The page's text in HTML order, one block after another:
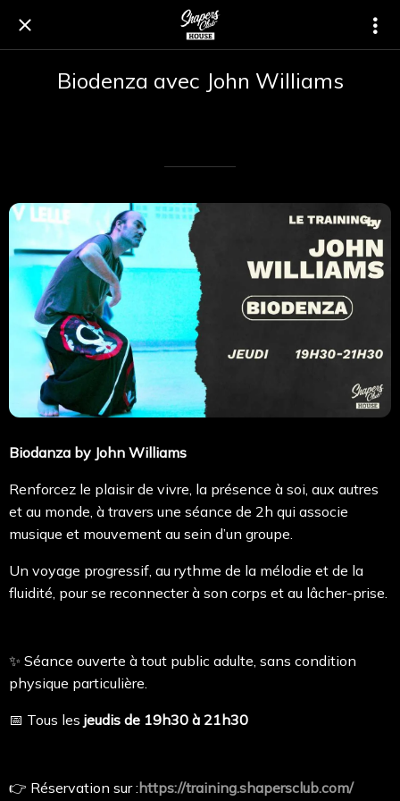
Biodenza avec John Williams
Biodanza by John Williams
Renforcez le plaisir de vivre, la présence à soi, aux autres
et au monde, à travers une séance de 2h qui associe
musique et mouvement au sein d’un groupe.
Un voyage progressif, au rythme de la mélodie et de la
fluidité, pour se reconnecter à son corps et au lâcher-prise.
✨ Séance ouverte à tout public adulte, sans condition
physique particulière.
📅 Tous les jeudis de 19h30 à 21h30
👉 Réservation sur :https://training.shapersclub.com/